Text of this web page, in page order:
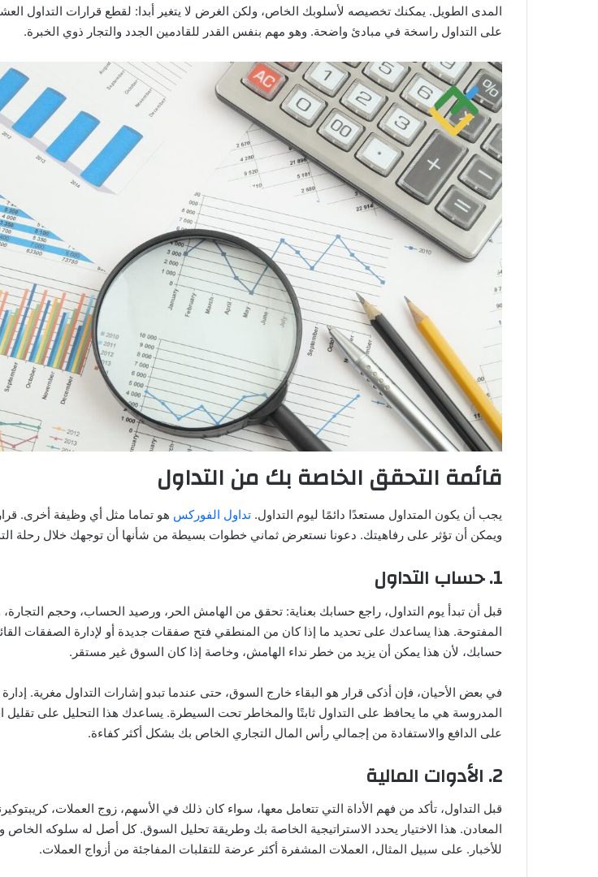
المدى الطويل. يمكنك تخصيصه لأسلوبك الخاص، ولكن الغرض لا يتغير أبدا: لقطع قرارات التداول
على التداول راسخة في مبادئ واضحة. وهو مهم بنفس القدر للقادمين الجدد والتجار ذوي الخبرة.
قائمة التحقق الخاصة بك من التداول
يجب أن يكون المتداول مستعدًا دائمًا ليوم التداول. تداول الفوركس هو تماما مثل أي وظيفة أخرى.
ويمكن أن تؤثر على رفاهيتك. دعونا نستعرض ثماني خطوات بسيطة من شأنها أن توجهك خلال رحلة
1. حساب التداول
قبل أن تبدأ يوم التداول، راجع حسابك بعناية: تحقق من الهامش الحر، ورصيد الحساب، وحجم التجارة،
المفتوحة. هذا يساعدك على تحديد ما إذا كان من المنطقي فتح صفقات جديدة أو لإدارة الصفقات
حسابك، لأن هذا يمكن أن يزيد من خطر نداء الهامش، وخاصة إذا كان السوق غير مستقر.
في بعض الأحيان، فإن أذكى قرار هو البقاء خارج السوق، حتى عندما تبدو إشارات التداول مغرية.
المدروسة هي ما يحافظ على التداول ثابتًا والمخاطر تحت السيطرة. يساعدك هذا التحليل على تقليل
على الدافع والاستفادة من إجمالي رأس المال التجاري الخاص بك بشكل أكثر كفاءة.
2. الأدوات المالية
قبل التداول، تأكد من فهم الأداة التي تتعامل معها، سواء كان ذلك في الأسهم، زوج العملات،
المعادن. هذا الاختيار يحدد الاستراتيجية الخاصة بك وطريقة تحليل السوق. كل أصل له سلوكه الخاص
للأخبار. على سبيل المثال، العملات المشفرة أكثر عرضة للتقلبات المفاجئة من أزواج العملات.